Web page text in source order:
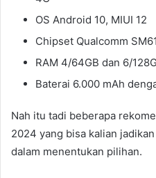
OS Android 10, MIUI 12
Chipset Qualcomm
RAM 4/64GB dan 6/
Baterai 6.000 mAh
Nah itu tadi beberapa
2024 yang bisa kalian
dalam menentukan pilihan.